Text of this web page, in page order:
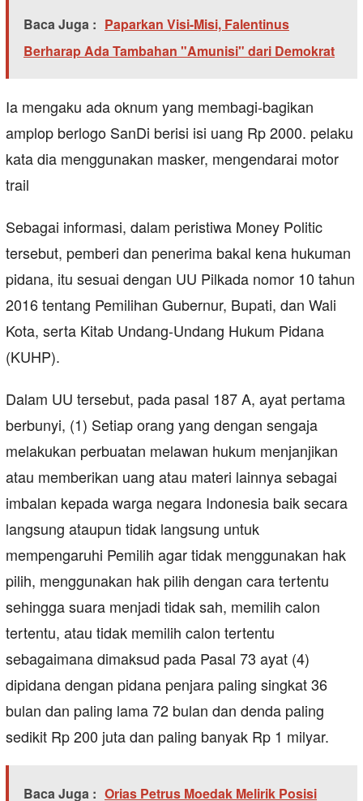
Baca Juga : Paparkan Visi-Misi, Falentinus
Berharap Ada Tambahan "Amunisi" dari Demokrat
Ia mengaku ada oknum yang membagi-bagikan
amplop berlogo SanDi berisi isi uang Rp 2000. pelaku
kata dia menggunakan masker, mengendarai motor
trail
Sebagai informasi, dalam peristiwa Money Politic
tersebut, pemberi dan penerima bakal kena hukuman
pidana, itu sesuai dengan UU Pilkada nomor 10 tahun
2016 tentang Pemilihan Gubernur, Bupati, dan Wali
Kota, serta Kitab Undang-Undang Hukum Pidana
(KUHP).
Dalam UU tersebut, pada pasal 187 A, ayat pertama
berbunyi, (1) Setiap orang yang dengan sengaja
melakukan perbuatan melawan hukum menjanjikan
atau memberikan uang atau materi lainnya sebagai
imbalan kepada warga negara Indonesia baik secara
langsung ataupun tidak langsung untuk
mempengaruhi Pemilih agar tidak menggunakan hak
pilih, menggunakan hak pilih dengan cara tertentu
sehingga suara menjadi tidak sah, memilih calon
tertentu, atau tidak memilih calon tertentu
sebagaimana dimaksud pada Pasal 73 ayat (4)
dipidana dengan pidana penjara paling singkat 36
bulan dan paling lama 72 bulan dan denda paling
sedikit Rp 200 juta dan paling banyak Rp 1 milyar.
Baca Juga : Orias Petrus Moedak Melirik Posisi